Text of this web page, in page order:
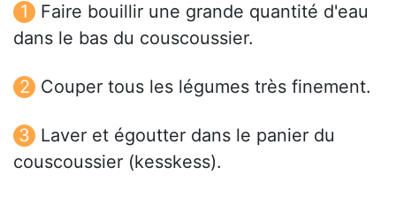
Faire bouillir une grande quantité d'eau
dans le bas du couscoussier.
Couper tous les légumes très finement.
Laver et égoutter dans le panier du
couscoussier (kesskess).